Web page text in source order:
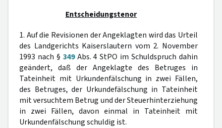
Entscheidungstenor
1. Auf die Revisionen der Angeklagten wird das Urteil
des Landgerichts Kaiserslautern vom 2. November
1993 nach § 349Abs. 4 StPO im Schuldspruch dahin
geändert, daß der Angeklagte des Betruges in
Tateinheit mit Urkundenfälschung in zwei Fällen,
des Betruges, der Urkundefälschung in Tateinheit
mit versuchtem Betrug und der Steuerhinterziehung
in zwei Fällen, davon einmal in Tateinheit mit
Urkundenfälschung schuldig ist.